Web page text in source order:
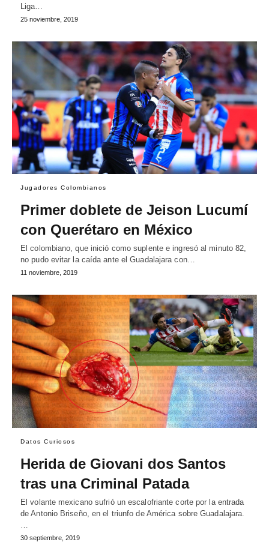
Liga…
25 noviembre, 2019
Jugadores Colombianos
Primer doblete de Jeison Lucumí
con Querétaro en México
El colombiano, que inició como suplente e ingresó al minuto 82,
no pudo evitar la caída ante el Guadalajara con…
11 noviembre, 2019
Datos Curiosos
Herida de Giovani dos Santos
tras una Criminal Patada
El volante mexicano sufrió un escalofriante corte por la entrada
de Antonio Briseño, en el triunfo de América sobre Guadalajara.
…
30 septiembre, 2019